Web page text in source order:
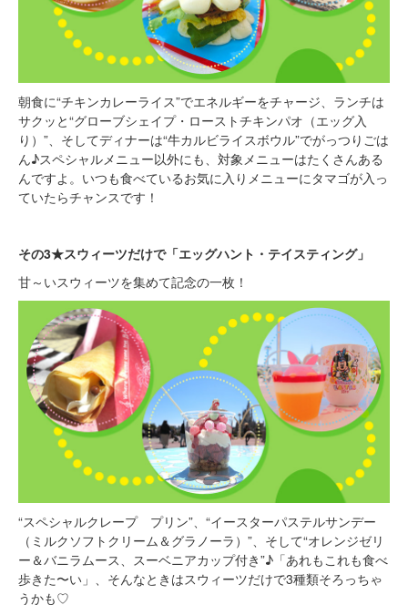
朝食に“チキンカレーライス”でエネルギーをチャージ、ランチは
サクッと“グローブシェイプ・ローストチキンパオ（エッグ入
り）”、そしてディナーは“牛カルビライスボウル”でがっつりごは
ん♪スペシャルメニュー以外にも、対象メニューはたくさんある
んですよ。いつも食べているお気に入りメニューにタマゴが入っ
ていたらチャンスです！
その3★スウィーツだけで「エッグハント・テイスティング」
甘～いスウィーツを集めて記念の一枚！
“スペシャルクレープ プリン”、“イースターパステルサンデー
（ミルクソフトクリーム＆グラノーラ）”、そして“オレンジゼリ
ー＆バニラムース、スーベニアカップ付き”♪「あれもこれも食べ
歩きた〜い」、そんなときはスウィーツだけで3種類そろっちゃ
うかも♡